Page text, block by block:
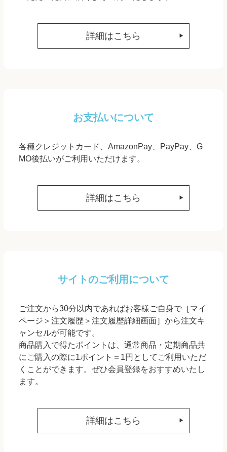
詳細はこちら
お支払いについて
各種クレジットカード、AmazonPay、PayPay、G
MO後払いがご利用いただけます。
詳細はこちら
サイトのご利用について
ご注文から30分以内であればお客様ご自身で［マイ
ページ＞注文履歴＞注文履歴詳細画面］から注文キ
ャンセルが可能です。
商品購入で得たポイントは、通常商品・定期商品共
にご購入の際に1ポイント＝1円としてご利用いただ
くことができます。ぜひ会員登録をおすすめいたし
ます。
詳細はこちら